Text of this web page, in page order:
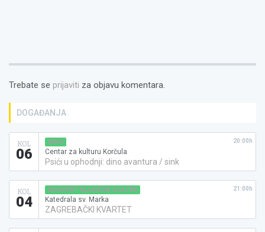
Trebate se prijaviti za objavu komentara.
DOGAĐANJA
KOL
06
KINO
Centar za kulturu Korčula
Psići u ophodnji: dino avantura / sink
20:00h
KOL
04
KONCERT KLASIČNE GLAZBE
Katedrala sv. Marka
ZAGREBAČKI KVARTET
21:00h